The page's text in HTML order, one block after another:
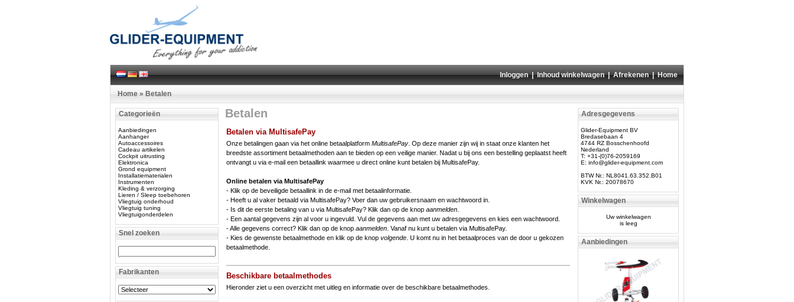
Inloggen|Inhoud winkelwagen|Afrekenen|Home
Home » Betalen
Categorieën
Aanbiedingen
Aanhanger
Autoaccessoires
Cadeau artikelen
Cockpit uitrusting
Elektronica
Grond equipment
Installatiematerialen
Instrumenten
Kleding & verzorging
Lieren / Sleep toebehoren
Vliegtuig onderhoud
Vliegtuig tuning
Vliegtuigonderdelen
Snel zoeken
Fabrikanten
Betalen
Betalen via MultisafePay
Onze betalingen gaan via het online betaalplatform MultisafePay . Op deze manier zijn wij in staat onze klanten het
breedste assortiment betaalmethoden aan te bieden op een veilige manier. Nadat u bij ons een bestelling geplaatst heeft
ontvangt u via e-mail een betaallink waarmee u direct online kunt betalen bij MultisafePay.
Online betalen via MultisafePay
- Klik op de beveiligde betaallink in de e-mail met betaalinformatie.
- Heeft u al vaker betaald via MultisafePay? Voer dan uw gebruikersnaam en wachtwoord in.
- Is dit de eerste betaling van u via MultisafePay? Klik dan op de knop aanmelden
- Een aantal gegevens zijn al voor u ingevuld. Vul de gegevens aan met uw adresgegevens en kies een wachtwoord.
- Alle gegevens correct? Klik dan op de knop aanmelden . Vanaf nu kunt u betalen via MultisafePay.
- Kies de gewenste betaalmethode en klik op de knop volgende . U komt nu in het betaalproces van de door u gekozen
betaalmethode.
Beschikbare betaalmethodes
Hieronder ziet u een overzicht met uitleg en informatie over de beschikbare betaalmethodes.
Adresgegevens
Glider-Equipment BV
Bredasebaan 4
4744 RZ Bosschenhoofd
Nederland
T: +31-(0)76-2059169
E: info@glider-equipment.com
BTW Nr.: NL8041.63.352.B01
KVK Nr.: 20078670
Winkelwagen
Uw winkelwagen
is leeg
Aanbiedingen